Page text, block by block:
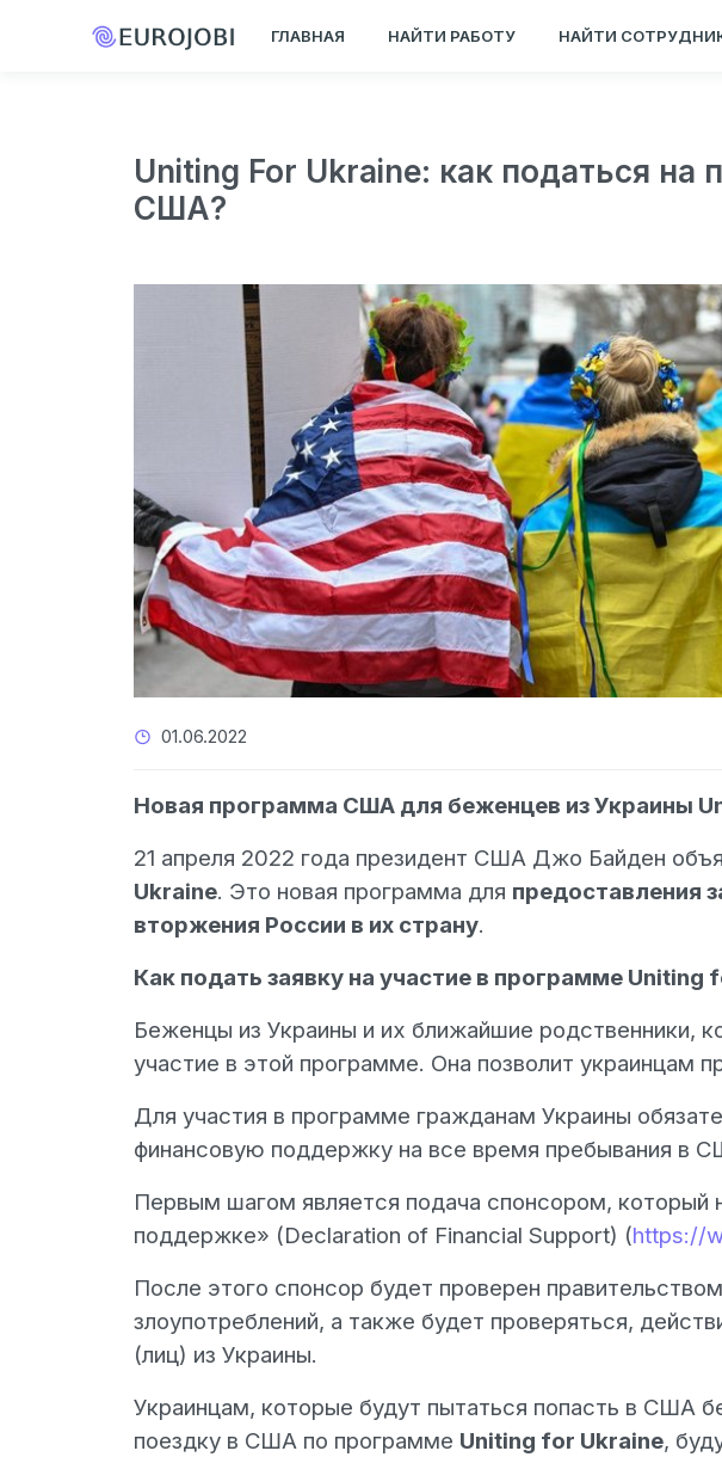
ГЛАВНАЯ НАЙТИ РАБОТУ НАЙТИ
Uniting For Ukraine: как податься
США?
01.06.2022
Новая программа США для беженцев из Украины
21 апреля 2022 года президент США Джо Байден
Ukraine. Это новая программа для предоставления
вторжения России в их страну.
Как подать заявку на участие в программе Uniting
Беженцы из Украины и их ближайшие родственники,
участие в этой программе. Она позволит украинцам
Для участия в программе гражданам Украины
финансовую поддержку на все время пребывания в
Первым шагом является подача спонсором,
поддержке» (Declaration of Financial Support) (https://
После этого спонсор будет проверен
злоупотреблений, а также будет проверяться,
(лиц) из Украины.
Украинцам, которые будут пытаться попасть в США
поездку в США по программе Uniting for Ukraine,